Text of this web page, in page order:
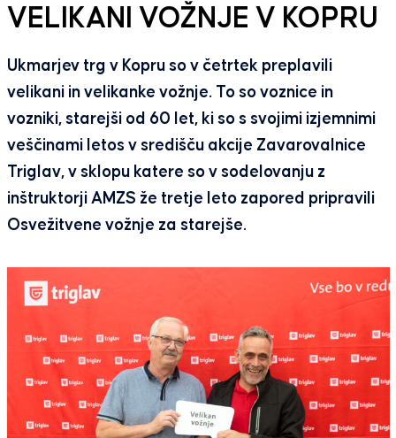
VELIKANI VOŽNJE V KOPRU
Ukmarjev trg v Kopru so v četrtek preplavili
velikani in velikanke vožnje. To so voznice in
vozniki, starejši od 60 let, ki so s svojimi izjemnimi
veščinami letos v središču akcije Zavarovalnice
Triglav, v sklopu katere so v sodelovanju z
inštruktorji AMZS že tretje leto zapored pripravili
Osvežitvene vožnje za starejše.